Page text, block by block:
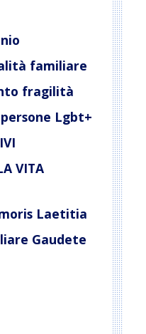
familiare
fragilità
Lgbt+
VITA
Laetitia
Gaudete